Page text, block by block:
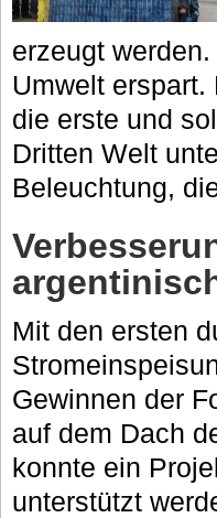
erzeugt
Umwelt
die erste und
Dritten Welt
Beleuchtung,
Mit den ersten
Gewinnen der
auf dem Dach
konnte ein
unterstützt